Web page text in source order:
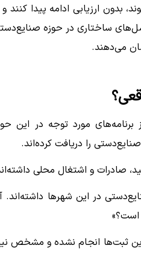
بدون ارزیابی ادامه پیدا کنند
ساختاری در حوزه
می‌دهند.
مورد توجه در این
را دریافت کرده‌اند.
صادرات و اشتغال محلی
در این شهرها داشته‌اند.
است؟»
این ثبت‌ها انجام نشده و مشخص